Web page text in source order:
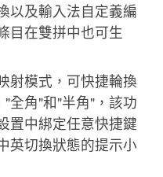
以及輸入法自定義編
目在雙拼中也可生
射模式，可快捷輪換
全角"和"半角"，該功
置中綁定任意快捷鍵
英切換狀態的提示小